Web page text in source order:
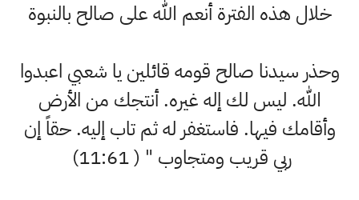
خلال هذه الفترة أنعم الله على صالح بالنبوة
وحذر سيدنا صالح قومه قائلين يا شعبي اعبدوا
الله. ليس لك إله غيره. أنتجك من الأرض
وأقامك فيها. فاستغفر له ثم تاب إليه. حقاً إن
ربي قريب ومتجاوب " ( 11:61)